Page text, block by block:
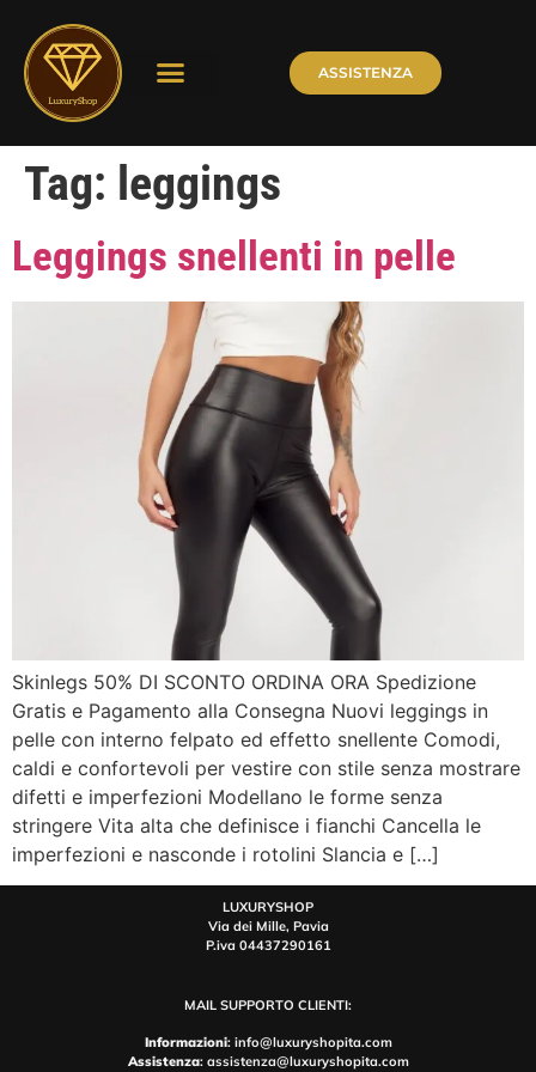
ASSISTENZA
Tag: leggings
Leggings snellenti in pelle
Skinlegs 50% DI SCONTO ORDINA ORA Spedizione
Gratis e Pagamento alla Consegna Nuovi leggings in
pelle con interno felpato ed effetto snellente Comodi,
caldi e confortevoli per vestire con stile senza mostrare
difetti e imperfezioni Modellano le forme senza
stringere Vita alta che definisce i fianchi Cancella le
imperfezioni e nasconde i rotolini Slancia e […]
LUXURYSHOP
Via dei Mille, Pavia
P.iva 04437290161
MAIL SUPPORTO CLIENTI:
Informazioni: info@luxuryshopita.com
Assistenza: assistenza@luxuryshopita.com